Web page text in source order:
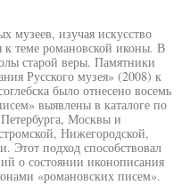
музеев, изучая искусство
к теме романовской иконы. В
старой веры. Памятники
Русского музея» (2008) к
было отнесено восемь
выявлены в каталоге по
Москвы и
Нижегородской,
Этот подход способствовал
о состоянии иконописания
«романовских писем».